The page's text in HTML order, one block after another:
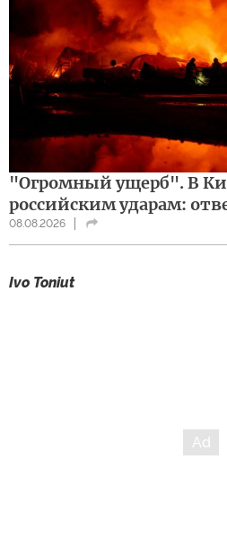
"Огромный ущерб". В
российским ударам:
08.08.2026
Ivo Toniut